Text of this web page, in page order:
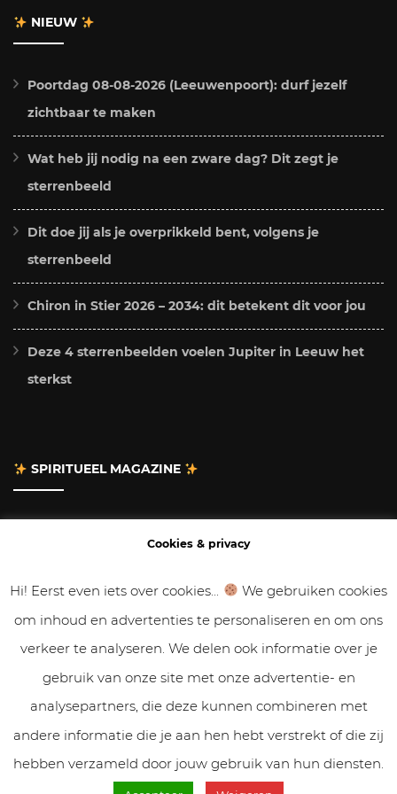
NIEUW
Poortdag 08-08-2026 (Leeuwenpoort): durf jezelf
zichtbaar te maken
Wat heb jij nodig na een zware dag? Dit zegt je
sterrenbeeld
Dit doe jij als je overprikkeld bent, volgens je
sterrenbeeld
Chiron in Stier 2026 – 2034: dit betekent dit voor jou
Deze 4 sterrenbeelden voelen Jupiter in Leeuw het
sterkst
SPIRITUEEL MAGAZINE
Gastbloggen
Samenwerken
Cookies & Privacy
Cookies & privacy
Hi! Eerst even iets over cookies...
We gebruiken cookies
om inhoud en advertenties te personaliseren en om ons
verkeer te analyseren. We delen ook informatie over je
gebruik van onze site met onze advertentie- en
analysepartners, die deze kunnen combineren met
andere informatie die je aan hen hebt verstrekt of die zij
hebben verzameld door jouw gebruik van hun diensten.